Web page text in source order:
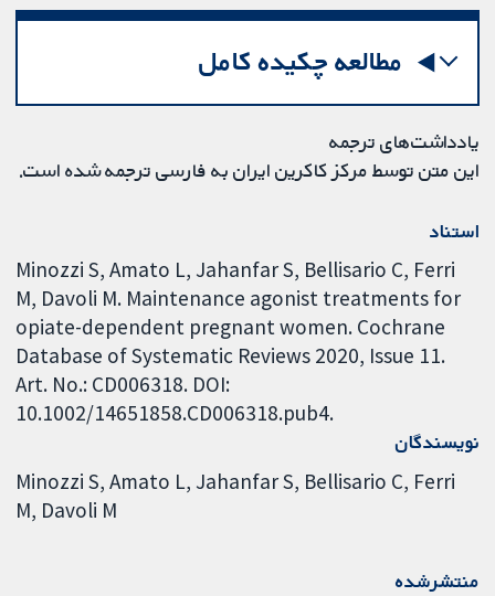
مطالعه چکیده کامل
یادداشت‌های ترجمه
این متن توسط مرکز کاکرین ایران به فارسی ترجمه شده است.
استناد
Minozzi S, Amato L, Jahanfar S, Bellisario C, Ferri
M, Davoli M. Maintenance agonist treatments for
opiate-dependent pregnant women. Cochrane
Database of Systematic Reviews 2020, Issue 11.
Art. No.: CD006318. DOI:
10.1002/14651858.CD006318.pub4.
نویسندگان
Minozzi S Amato L Jahanfar S Bellisario C Ferri
M Davoli M
منتشرشده